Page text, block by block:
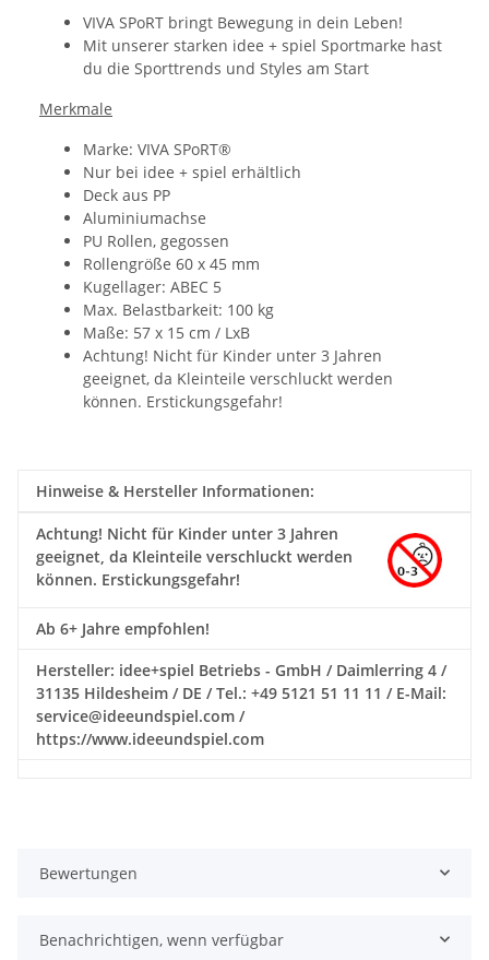
VIVA SPoRT bringt Bewegung in dein Leben!
Mit unserer starken idee + spiel Sportmarke hast
du die Sporttrends und Styles am Start
Merkmale
Marke: VIVA SPoRT®
Nur bei idee + spiel erhältlich
Deck aus PP
Aluminiumachse
PU Rollen, gegossen
Rollengröße 60 x 45 mm
Kugellager: ABEC 5
Max. Belastbarkeit: 100 kg
Maße: 57 x 15 cm / LxB
Achtung! Nicht für Kinder unter 3 Jahren
geeignet, da Kleinteile verschluckt werden
können. Erstickungsgefahr!
Hinweise & Hersteller Informationen:
Achtung! Nicht für Kinder unter 3 Jahren
geeignet, da Kleinteile verschluckt werden
können. Erstickungsgefahr!
Ab 6+ Jahre empfohlen!
Hersteller: idee+spiel Betriebs - GmbH / Daimlerring 4 /
31135 Hildesheim / DE / Tel.: +49 5121 51 11 11 / E-Mail:
service@ideeundspiel.com /
https://www.ideeundspiel.com
Bewertungen
Benachrichtigen, wenn verfügbar